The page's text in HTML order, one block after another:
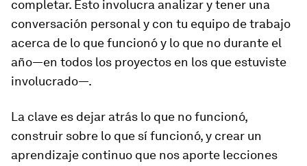
completar. Esto involucra analizar y tener una
conversación personal y con tu equipo de trabajo
acerca de lo que funcionó y lo que no durante el
año—en todos los proyectos en los que estuviste
involucrado—.
La clave es dejar atrás lo que no funcionó,
construir sobre lo que sí funcionó, y crear un
aprendizaje continuo que nos aporte lecciones